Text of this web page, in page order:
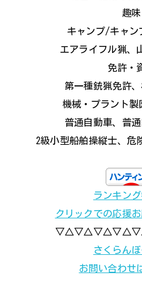
趣味
キャンプ/キャン
エアライフル猟、
免許・
第一種銃猟免許、
機械・プラント製
普通自動車、普通
2級小型船舶操縦士、危
ランキン
クリックでの応援
さくらん
お問い合わせ